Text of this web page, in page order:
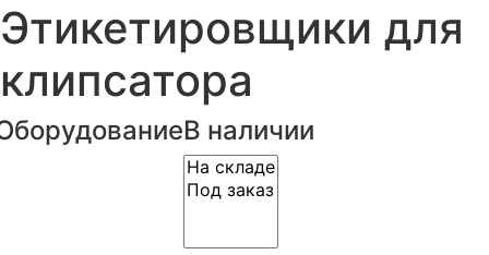
Этикетировщики для
клипсатора
В наличии